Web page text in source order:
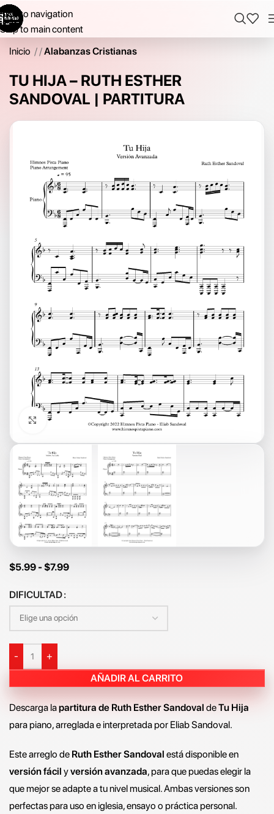
Skip to navigation
Skip to main content
Inicio / Alabanzas Cristianas
TU HIJA – RUTH ESTHER
SANDOVAL | PARTITURA
Click to enlarge
$5.99 - $7.99
DIFICULTAD
-
+
AÑADIR AL CARRITO
Descarga lapartitura de Ruth Esther Sandoval deTu Hija
para piano, arreglada e interpretada por Eliab Sandoval.
Este arreglo de Ruth Esther Sandoval está disponible en
versión fácil yversión avanzada, para que puedas elegir la
que mejor se adapte a tu nivel musical. Ambas versiones son
perfectas para uso en iglesia, ensayo o práctica personal.